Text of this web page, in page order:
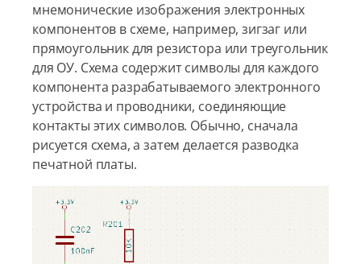
мнемонические изображения электронных
компонентов в схеме, например, зигзаг или
прямоугольник для резистора или треугольник
для ОУ. Схема содержит символы для каждого
компонента разрабатываемого электронного
устройства и проводники, соединяющие
контакты этих символов. Обычно, сначала
рисуется схема, а затем делается разводка
печатной платы.